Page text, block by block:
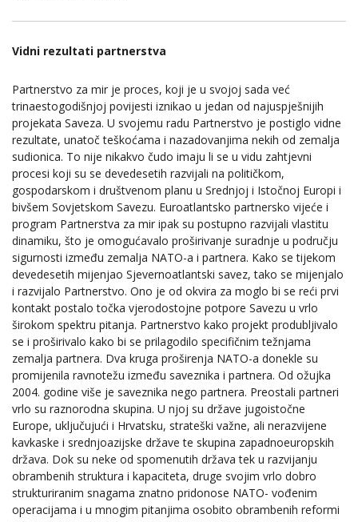
Vidni rezultati partnerstva
Partnerstvo za mir je proces, koji je u svojoj sada već
trinaestogodišnjoj povijesti iznikao u jedan od najuspješnijih
projekata Saveza. U svojemu radu Partnerstvo je postiglo vidne
rezultate, unatoč teškoćama i nazadovanjima nekih od zemalja
sudionica. To nije nikakvo čudo imaju li se u vidu zahtjevni
procesi koji su se devedesetih razvijali na političkom,
gospodarskom i društvenom planu u Srednjoj i Istočnoj Europi i
bivšem Sovjetskom Savezu. Euroatlantsko partnersko vijeće i
program Partnerstva za mir ipak su postupno razvijali vlastitu
dinamiku, što je omogućavalo proširivanje suradnje u području
sigurnosti između zemalja NATO-a i partnera. Kako se tijekom
devedesetih mijenjao Sjevernoatlantski savez, tako se mijenjalo
i razvijalo Partnerstvo. Ono je od okvira za moglo bi se reći prvi
kontakt postalo točka vjerodostojne potpore Savezu u vrlo
širokom spektru pitanja. Partnerstvo kako projekt produbljivalo
se i proširivalo kako bi se prilagodilo specifičnim težnjama
zemalja partnera. Dva kruga proširenja NATO-a donekle su
promijenila ravnotežu između saveznika i partnera. Od ožujka
2004. godine više je saveznika nego partnera. Preostali partneri
vrlo su raznorodna skupina. U njoj su države jugoistočne
Europe, uključujući i Hrvatsku, strateški važne, ali nerazvijene
kavkaske i srednjoazijske države te skupina zapadnoeuropskih
država. Dok su neke od spomenutih država tek u razvijanju
obrambenih struktura i kapaciteta, druge svojim vrlo dobro
strukturiranim snagama znatno pridonose NATO- vođenim
operacijama i u mnogim pitanjima osobito obrambenih reformi